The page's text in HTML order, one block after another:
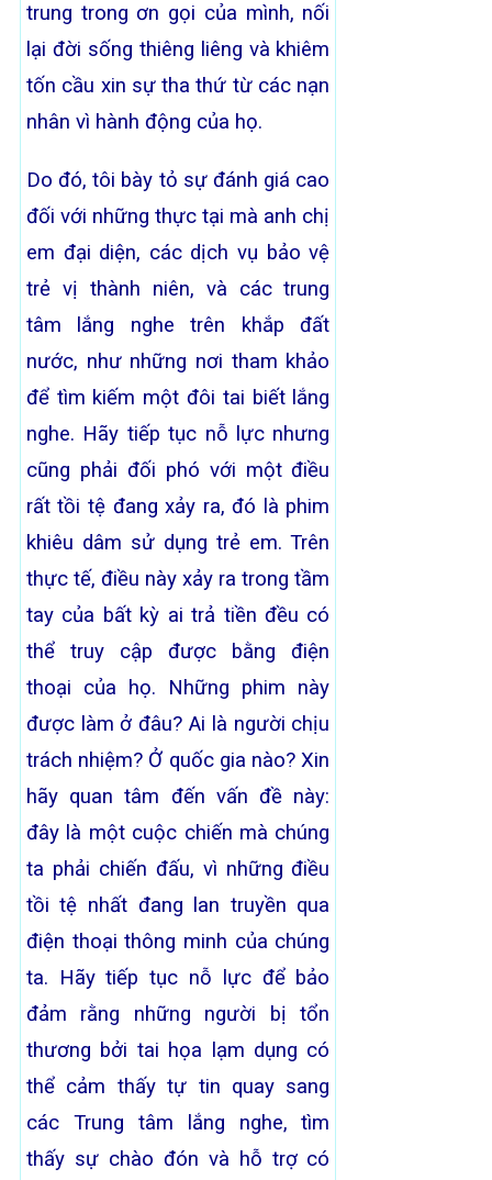
trung trong ơn gọi của mình, nối
lại đời sống thiêng liêng và khiêm
tốn cầu xin sự tha thứ từ các nạn
nhân vì hành động của họ.
Do đó, tôi bày tỏ sự đánh giá cao
đối với những thực tại mà anh chị
em đại diện, các dịch vụ bảo vệ
trẻ vị thành niên, và các trung
tâm lắng nghe trên khắp đất
nước, như những nơi tham khảo
để tìm kiếm một đôi tai biết lắng
nghe. Hãy tiếp tục nỗ lực nhưng
cũng phải đối phó với một điều
rất tồi tệ đang xảy ra, đó là phim
khiêu dâm sử dụng trẻ em. Trên
thực tế, điều này xảy ra trong tầm
tay của bất kỳ ai trả tiền đều có
thể truy cập được bằng điện
thoại của họ. Những phim này
được làm ở đâu? Ai là người chịu
trách nhiệm? Ở quốc gia nào? Xin
hãy quan tâm đến vấn đề này:
đây là một cuộc chiến mà chúng
ta phải chiến đấu, vì những điều
tồi tệ nhất đang lan truyền qua
điện thoại thông minh của chúng
ta. Hãy tiếp tục nỗ lực để bảo
đảm rằng những người bị tổn
thương bởi tai họa lạm dụng có
thể cảm thấy tự tin quay sang
các Trung tâm lắng nghe, tìm
thấy sự chào đón và hỗ trợ có